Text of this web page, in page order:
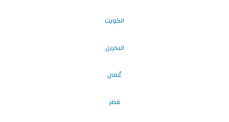
الكويت
البحرين
عُمان
قطر